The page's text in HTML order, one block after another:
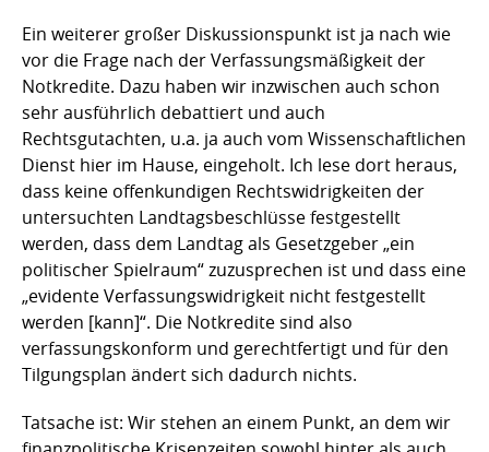
Ein weiterer großer Diskussionspunkt ist ja nach wie
vor die Frage nach der Verfassungsmäßigkeit der
Notkredite. Dazu haben wir inzwischen auch schon
sehr ausführlich debattiert und auch
Rechtsgutachten, u.a. ja auch vom Wissenschaftlichen
Dienst hier im Hause, eingeholt. Ich lese dort heraus,
dass keine offenkundigen Rechtswidrigkeiten der
untersuchten Landtagsbeschlüsse festgestellt
werden, dass dem Landtag als Gesetzgeber „ein
politischer Spielraum“ zuzusprechen ist und dass eine
„evidente Verfassungswidrigkeit nicht festgestellt
werden [kann]“. Die Notkredite sind also
verfassungskonform und gerechtfertigt und für den
Tilgungsplan ändert sich dadurch nichts.
Tatsache ist: Wir stehen an einem Punkt, an dem wir